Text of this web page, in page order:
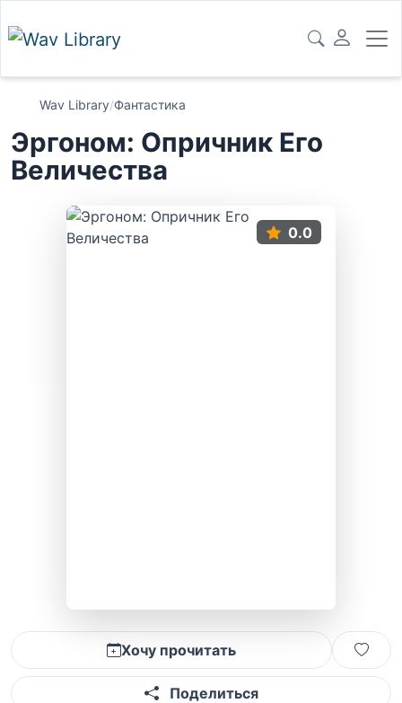
Wav Library/Фантастика
Эргоном: Опричник Его
Величества
0.0
Хочу прочитать
Поделиться